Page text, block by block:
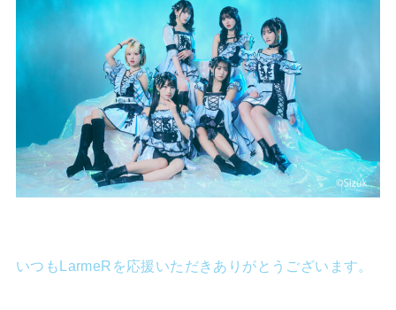
いつもLarmeRを応援いただきありがとうございます。